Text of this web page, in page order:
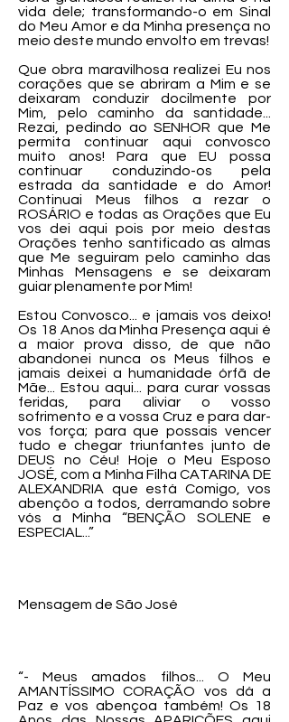
vida dele; transformando-o em Sinal
do Meu Amor e da Minha presença no
meio deste mundo envolto em trevas!
Que obra maravilhosa realizei Eu nos
corações que se abriram a Mim e se
deixaram conduzir docilmente por
Mim, pelo caminho da santidade...
Rezai, pedindo ao SENHOR que Me
permita continuar aqui convosco
muito anos! Para que EU possa
continuar conduzindo-os pela
estrada da santidade e do Amor!
Continuai Meus filhos a rezar o
ROSÁRIO e todas as Orações que Eu
vos dei aqui pois por meio destas
Orações tenho santificado as almas
que Me seguiram pelo caminho das
Minhas Mensagens e se deixaram
guiar plenamente por Mim!
Estou Convosco... e jamais vos deixo!
Os 18 Anos da Minha Presença aqui é
a maior prova disso, de que não
abandonei nunca os Meus filhos e
jamais deixei a humanidade órfã de
Mãe... Estou aqui... para curar vossas
feridas, para aliviar o vosso
sofrimento e a vossa Cruz e para dar-
vos força; para que possais vencer
tudo e chegar triunfantes junto de
DEUS no Céu! Hoje o Meu Esposo
JOSÉ, com a Minha Filha CATARINA DE
ALEXANDRIA que está Comigo, vos
abençôo a todos, derramando sobre
vós a Minha “BENÇÃO SOLENE e
ESPECIAL...”
Mensagem de São José
“- Meus amados filhos... O Meu
AMANTÍSSIMO CORAÇÃO vos dá a
Paz e vos abençoa também! Os 18